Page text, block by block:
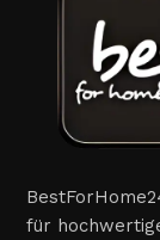
für